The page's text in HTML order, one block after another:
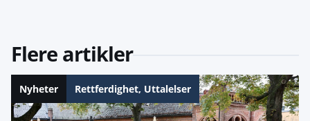
Flere artikler
Nyheter Rettferdighet, Uttalelser